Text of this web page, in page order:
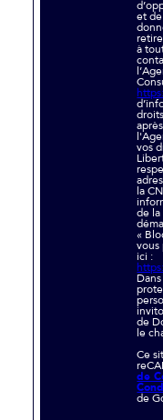
et
à
vos
la
de
«
vous
ici :
de
le
Ce
de
de